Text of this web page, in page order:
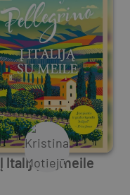
Į Italiją su meile